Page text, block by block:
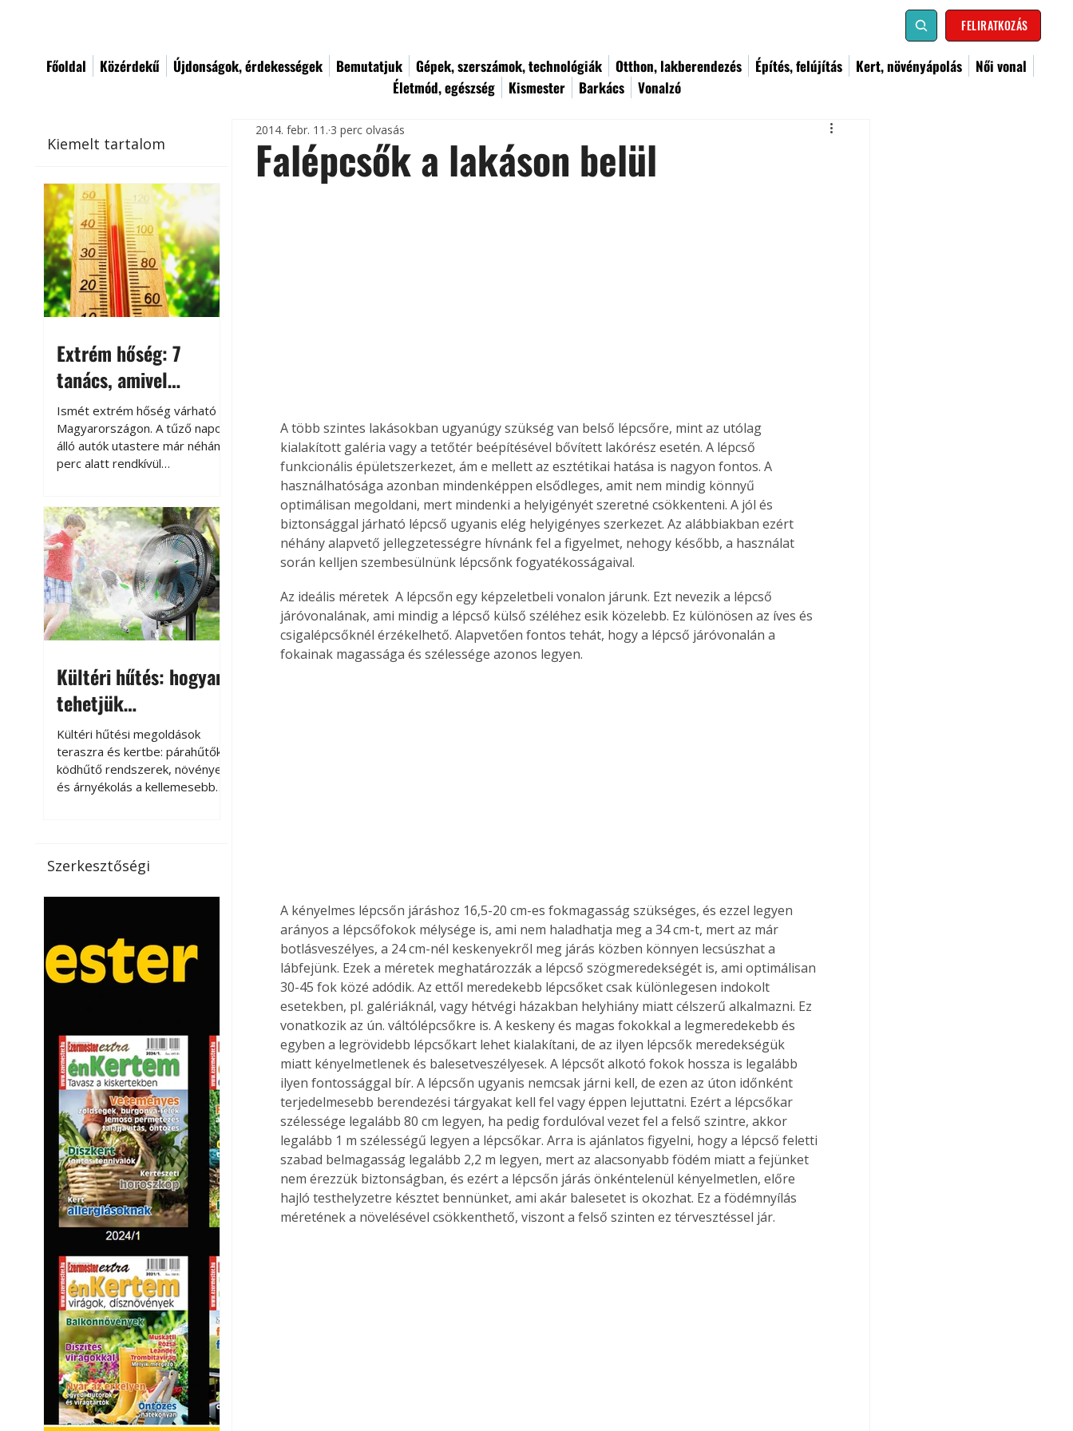
FELIRATKOZÁS
Főoldal Közérdekű Újdonságok, érdekességek Bemutatjuk Gépek, szerszámok, technológiák Otthon, lakberendezés Építés, felújítás Kert, növényápolás
Női vonal
Életmód, egészség
Kismester Barkács Vonalzó
Kiemelt tartalom
Extrém hőség: 7
tanács, amivel
megóvhatjuk
autónkat a nyári
károktól
Ismét extrém hőség várható
Magyarországon. A tűző napon
álló autók utastere már néhány
perc alatt rendkívül
megközelítheti. Ez nemcsak a
beszállást teszi kellemetlenné,
hanem az autó állapotára és a
benne hagyott tárgyakra is
káros hatással lehet. Néhány
egyszerű óvintézkedéssel
azonban jelentősen
csökkenthetjük a hőség káros
Kültéri hűtés: hogyan
tehetjük
kellemesebbé a
teraszt és a kertet?
Kültéri hűtési megoldások
teraszra és kertbe: párahűtők,
ködhűtő rendszerek, növények
és árnyékolás a kellemesebb
jelentőséget kapott, ahogy a
nyári hőhullámok gyakoribbá és
a megoldást a meleg ellen, ma
már egyre többen keresnek
olyan kültéri hűtési
vendégl
Szerkesztőségi
Falépcsők a lakáson belül
2014. febr. 11. 3 perc olvasás
A több szintes lakásokban ugyanúgy szükség van belső lépcsőre, mint az utólag
kialakított galéria vagy a tetőtér beépítésével bővített lakórész esetén. A lépcső
funkcionális épületszerkezet, ám e mellett az esztétikai hatása is nagyon fontos. A
használhatósága azonban mindenképpen elsődleges, amit nem mindig könnyű
optimálisan megoldani, mert mindenki a helyigényét szeretné csökkenteni. A jól és
biztonsággal járható lépcső ugyanis elég helyigényes szerkezet. Az alábbiakban ezért
néhány alapvető jellegzetességre hívnánk fel a figyelmet, nehogy később, a használat
során kelljen szembesülnünk lépcsőnk fogyatékosságaival.
Az ideális méretek A lépcsőn egy képzeletbeli vonalon járunk. Ezt nevezik a lépcső
járóvonalának, ami mindig a lépcső külső széléhez esik közelebb. Ez különösen az íves és
csigalépcsőknél érzékelhető. Alapvetően fontos tehát, hogy a lépcső járóvonalán a
fokainak magassága és szélessége azonos legyen.
A kényelmes lépcsőn járáshoz 16,5-20 cm-es fokmagasság szükséges, és ezzel legyen
arányos a lépcsőfokok mélysége is, ami nem haladhatja meg a 34 cm-t, mert az már
botlásveszélyes, a 24 cm-nél keskenyekről meg járás közben könnyen lecsúszhat a
lábfejünk. Ezek a méretek meghatározzák a lépcső szögmeredekségét is, ami optimálisan
30-45 fok közé adódik. Az ettől meredekebb lépcsőket csak különlegesen indokolt
esetekben, pl. galériáknál, vagy hétvégi házakban helyhiány miatt célszerű alkalmazni. Ez
vonatkozik az ún. váltólépcsőkre is. A keskeny és magas fokokkal a legmeredekebb és
egyben a legrövidebb lépcsőkart lehet kialakítani, de az ilyen lépcsők meredekségük
miatt kényelmetlenek és balesetveszélyesek. A lépcsőt alkotó fokok hossza is legalább
ilyen fontossággal bír. A lépcsőn ugyanis nemcsak járni kell, de ezen az úton időnként
terjedelmesebb berendezési tárgyakat kell fel vagy éppen lejuttatni. Ezért a lépcsőkar
szélessége legalább 80 cm legyen, ha pedig fordulóval vezet fel a felső szintre, akkor
legalább 1 m szélességű legyen a lépcsőkar. Arra is ajánlatos figyelni, hogy a lépcső feletti
szabad belmagasság legalább 2,2 m legyen, mert az alacsonyabb födém miatt a fejünket
nem érezzük biztonságban, és ezért a lépcsőn járás önkéntelenül kényelmetlen, előre
hajló testhelyzetre késztet bennünket, ami akár balesetet is okozhat. Ez a födémnyílás
méretének a növelésével csökkenthető, viszont a felső szinten ez térvesztéssel jár.